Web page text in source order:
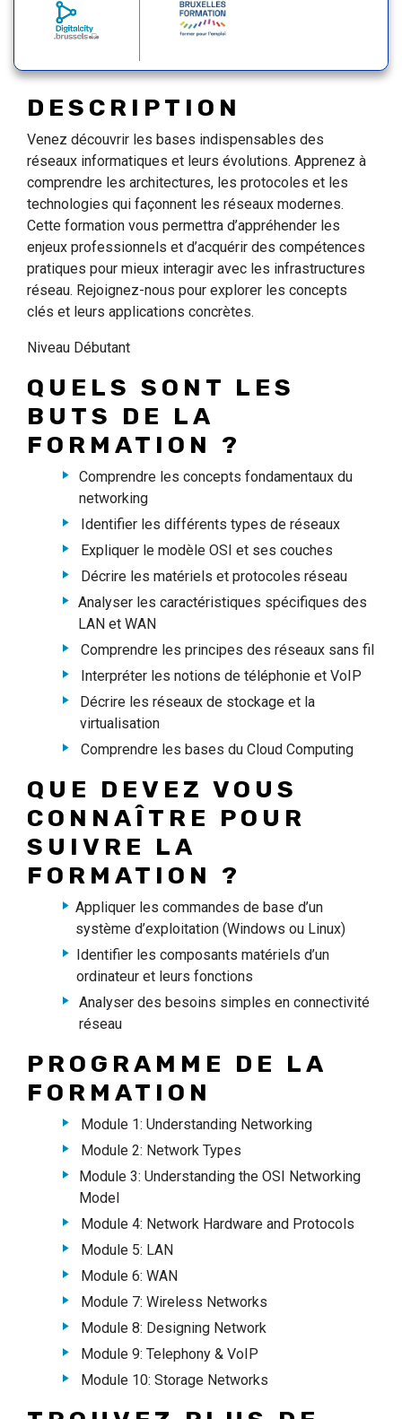
DESCRIPTION
Venez découvrir les bases indispensables des
réseaux informatiques et leurs évolutions. Apprenez à
comprendre les architectures, les protocoles et les
technologies qui façonnent les réseaux modernes.
Cette formation vous permettra d’appréhender les
enjeux professionnels et d’acquérir des compétences
pratiques pour mieux interagir avec les infrastructures
réseau. Rejoignez-nous pour explorer les concepts
clés et leurs applications concrètes.
Niveau Débutant
QUELS SONT LES
BUTS DE LA
FORMATION ?
Comprendre les concepts fondamentaux du
networking
Identifier les différents types de réseaux
Expliquer le modèle OSI et ses couches
Décrire les matériels et protocoles réseau
Analyser les caractéristiques spécifiques des
LAN et WAN
Comprendre les principes des réseaux sans fil
Interpréter les notions de téléphonie et VoIP
Décrire les réseaux de stockage et la
virtualisation
Comprendre les bases du Cloud Computing
QUE DEVEZ VOUS
CONNAÎTRE POUR
SUIVRE LA
FORMATION ?
Appliquer les commandes de base d’un
système d’exploitation (Windows ou Linux)
Identifier les composants matériels d’un
ordinateur et leurs fonctions
Analyser des besoins simples en connectivité
réseau
PROGRAMME DE LA
FORMATION
Module 1: Understanding Networking
Module 2: Network Types
Module 3: Understanding the OSI Networking
Model
Module 4: Network Hardware and Protocols
Module 5: LAN
Module 6: WAN
Module 7: Wireless Networks
Module 8: Designing Network
Module 9: Telephony & VoIP
Module 10: Storage Networks